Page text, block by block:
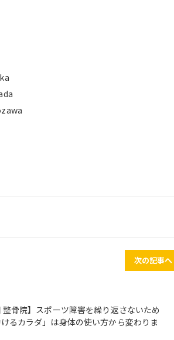
次の記事
整骨院】スポーツ障害を繰り返さないため
るカラダ」は身体の使い方から変わりま